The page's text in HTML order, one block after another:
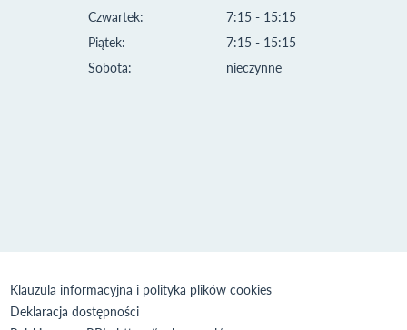
Czwartek:
Piątek:
Sobota:
7:15 - 15:15
7:15 - 15:15
nieczynne
Klauzula informacyjna i polityka plików cookies
Deklaracja dostępności